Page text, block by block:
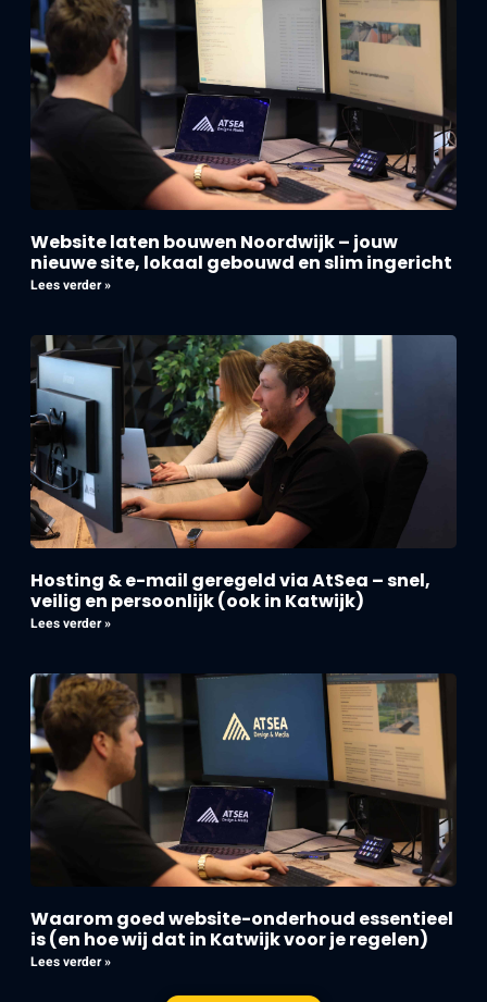
Website laten bouwen Noordwijk – jouw
nieuwe site, lokaal gebouwd en slim ingericht
Lees verder »
Hosting & e-mail geregeld via AtSea – snel,
veilig en persoonlijk (ook in Katwijk)
Lees verder »
Waarom goed website-onderhoud essentieel
is (en hoe wij dat in Katwijk voor je regelen)
Lees verder »